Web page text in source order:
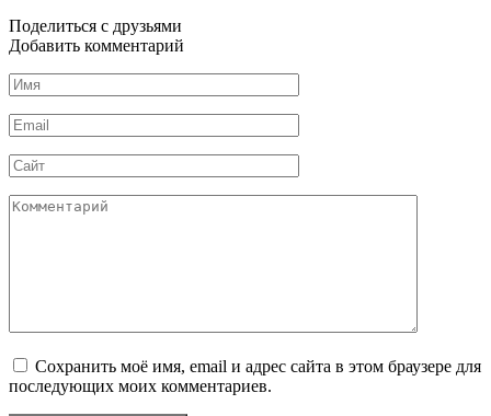
Поделиться с друзьями
Добавить комментарий
Имя
*
Email
*
Сайт
Комментарий
Сохранить моё имя, email и адрес сайта в этом браузере для
последующих моих комментариев.